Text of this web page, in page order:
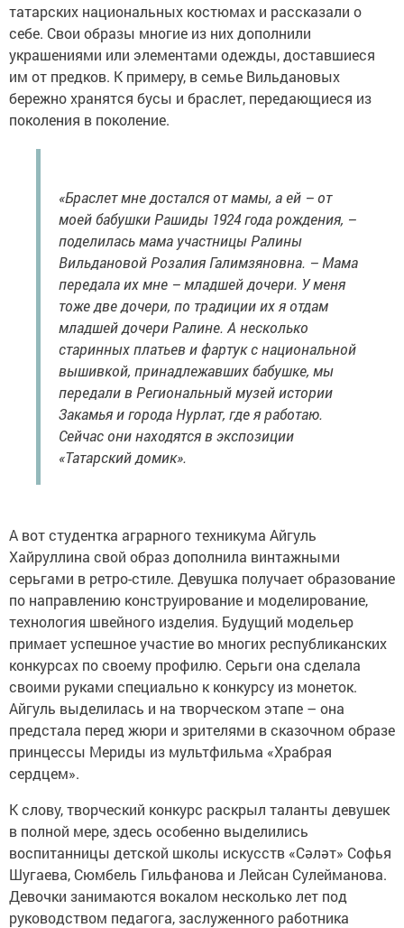
татарских национальных костюмах и рассказали о
себе. Свои образы многие из них дополнили
украшениями или элементами одежды, доставшиеся
им от предков. К примеру, в семье Вильдановых
бережно хранятся бусы и браслет, передающиеся из
поколения в поколение.
«Браслет мне достался от мамы, а ей – от
моей бабушки Рашиды 1924 года рождения, –
поделилась мама участницы Ралины
Вильдановой Розалия Галимзяновна. – Мама
передала их мне – младшей дочери. У меня
тоже две дочери, по традиции их я отдам
младшей дочери Ралине. А несколько
старинных платьев и фартук с национальной
вышивкой, принадлежавших бабушке, мы
передали в Региональный музей истории
Закамья и города Нурлат, где я работаю.
Сейчас они находятся в экспозиции
«Татарский домик».
А вот студентка аграрного техникума Айгуль
Хайруллина свой образ дополнила винтажными
серьгами в ретро-стиле. Девушка получает образование
по направлению конструирование и моделирование,
технология швейного изделия. Будущий модельер
примает успешное участие во многих республиканских
конкурсах по своему профилю. Серьги она сделала
своими руками специально к конкурсу из монеток.
Айгуль выделилась и на творческом этапе – она
предстала перед жюри и зрителями в сказочном образе
принцессы Мериды из мультфильма «Храбрая
сердцем».
К слову, творческий конкурс раскрыл таланты девушек
в полной мере, здесь особенно выделились
воспитанницы детской школы искусств «Сәләт» Софья
Шугаева, Сюмбель Гильфанова и Лейсан Сулейманова.
Девочки занимаются вокалом несколько лет под
руководством педагога, заслуженного работника